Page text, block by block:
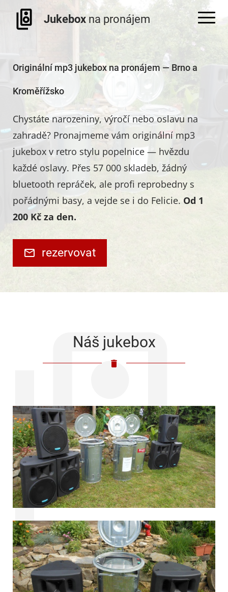
Jukebox na pronájem
Originální mp3 jukebox na pronájem — Brno a
Kroměřížsko
Chystáte narozeniny, výročí nebo oslavu na
zahradě? Pronajmeme vám originální mp3
jukebox v retro stylu popelnice — hvězdu
každé oslavy. Přes 57 000 skladeb, žádný
bluetooth repráček, ale profi reprobedny s
pořádnými basy, a vejde se i do Felicie. Od 1
200 Kč za den.
rezervovat
Náš jukebox